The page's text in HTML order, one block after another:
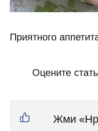
Приятного
Оцените
Жми